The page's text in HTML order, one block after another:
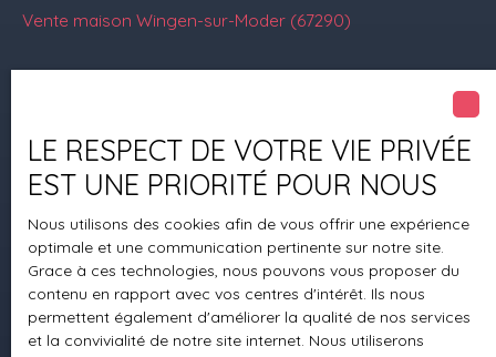
Vente maison Wingen-sur-Moder (67290)
Estimez votre bien
Mettre en location
Espace vendeur
Vendre avec nous
Gestion locative
Nous contacter
LE RESPECT DE VOTRE VIE PRIVÉE
EST UNE PRIORITÉ POUR NOUS
Nous utilisons des cookies afin de vous offrir une expérience
optimale et une communication pertinente sur notre site.
Grace à ces technologies, nous pouvons vous proposer du
contenu en rapport avec vos centres d'intérêt. Ils nous
permettent également d'améliorer la qualité de nos services
et la convivialité de notre site internet. Nous utiliserons